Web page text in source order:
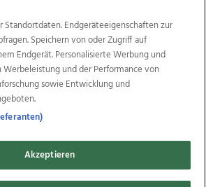
des Medienhauses Wimmer
i.at OÖNow
Ischler Woche
OÖNachrichten
OÖN Immobilien
OÖN Reise
Promenaden Galerien
wasistlos.at wirtrauern.at
2026 Tips Zeitungs GmbH & Co KG
Standortdaten. Endgeräteeigenschaften zur
Speichern von oder Zugriff auf
Endgerät. Personalisierte Werbung und
Werbeleistung und der Performance von
sowie Entwicklung und
Akzeptieren